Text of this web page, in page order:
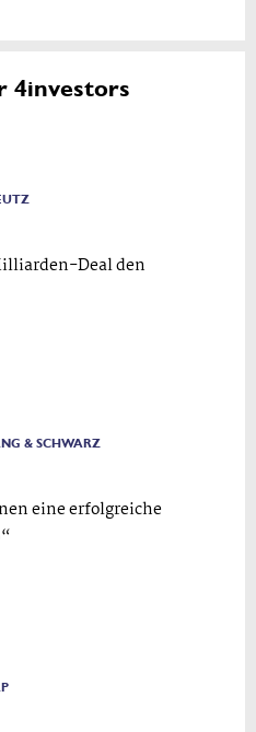
4investors
Deal den
& SCHWARZ
eine erfolgreiche